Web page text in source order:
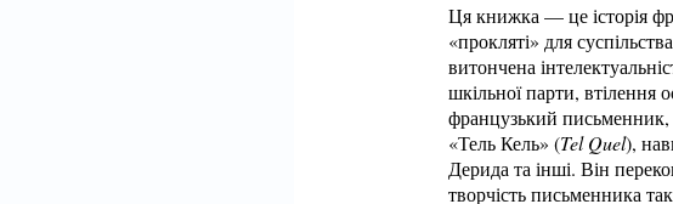
Ця книжка — це історія
«прокляті» для
витончена
шкільної парти, втілення
французький письменник,
«Тель Кель» (Tel Quel),
Дерида та інші. Він
творчість письменника